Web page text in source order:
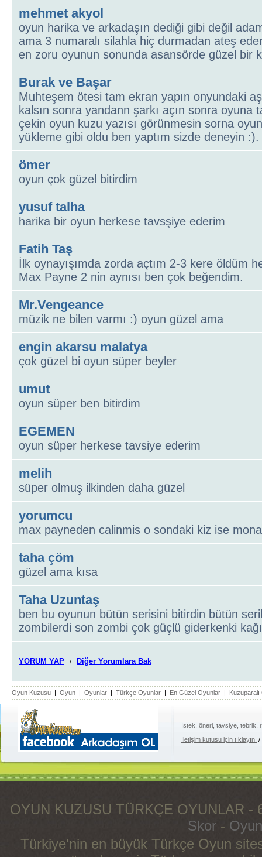
mehmet akyol
oyun harika ve arkadaşın dediği gibi değil
ama 3 numaralı silahla hiç durmadan ateş
en zoru oyunun sonunda asansörde güzel bir
Burak ve Başar
Muhteşem ötesi tam ekran yapın onyundaki
kalsın sonra yandann şarkı açın sonra oyuna
çekin oyun kuzu yazısı görünmesin sorna
yükleme gibi oldu ben yaptım sizde deneyin
ömer
oyun çok güzel bitirdim
yusuf talha
harika bir oyun herkese tavsşiye ederim
Fatih Taş
İlk oynayışımda zorda açtım 2-3 kere öldüm
Max Payne 2 nin aynısı ben çok beğendim.
Mr.Vengeance
müzik ne bilen varmı :) oyun güzel ama
engin akarsu malatya
çok güzel bi oyun süper beyler
umut
oyun süper ben bitirdim
EGEMEN
oyun süper herkese tavsiye ederim
melih
süper olmuş ilkinden daha güzel
yorumcu
max payneden calinmis o sondaki kiz ise mona
taha çöm
güzel ama kısa
Taha Uzuntaş
ben bu oyunun bütün serisini bitirdin bütün
zombilerdi son zombi çok güçlü giderkenki
YORUM YAP / Diğer Yorumlara Bak
Oyun Kuzusu | Oyun | Oyunlar | Türkçe Oyunlar | En Güzel Oyunlar |
İstek, öneri, tavsiye, tebrik,
İletişim kutusu için tıklayın. /
OYUN KUZUSU TÜRKÇE OYUNLAR
Skor -
Türkiye'nin en büyük Türkçe Oyun